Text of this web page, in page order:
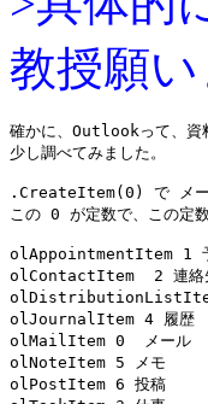
教授願い
確かに、Outlookって、資
少し調べてみました。
.CreateItem(0) で メー
この 0 が定数で、この定数
olAppointmentItem 1
olContactItem  2 連絡
olDistributionListItem
olJournalItem 4 履歴
olMailItem 0  メール
olNoteItem 5 メモ
olPostItem 6 投稿